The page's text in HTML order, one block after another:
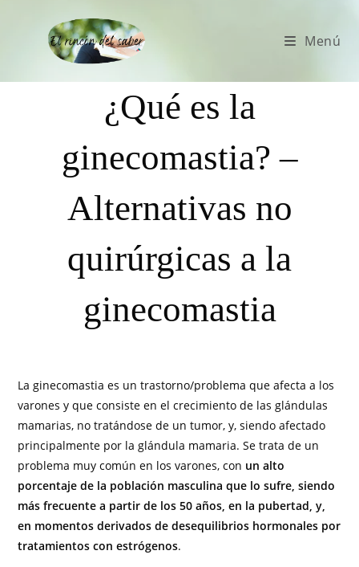
Menú
¿Qué es la
ginecomastia? –
Alternativas no
quirúrgicas a la
ginecomastia
La ginecomastia es un trastorno/problema que afecta a los
varones y que consiste en el crecimiento de las glándulas
mamarias, no tratándose de un tumor, y, siendo afectado
principalmente por la glándula mamaria. Se trata de un
problema muy común en los varones, con un alto
porcentaje de la población masculina que lo sufre, siendo
más frecuente a partir de los 50 años, en la pubertad, y,
en momentos derivados de desequilibrios hormonales por
tratamientos con estrógenos.